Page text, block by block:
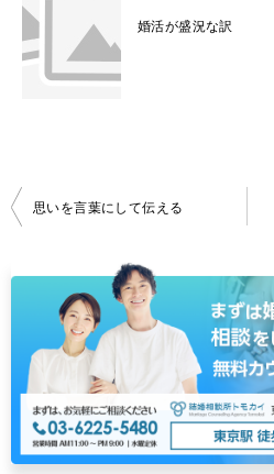
婚活が盛況な訳
投
ナ
ー
ョ
思いを言葉にして伝える